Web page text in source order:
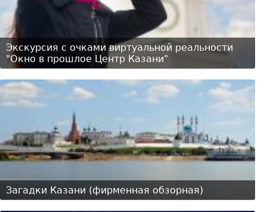
Экскурсия с очками виртуальной реальности
"Окно в прошлое Центр Казани"
Загадки Казани (фирменная обзорная)